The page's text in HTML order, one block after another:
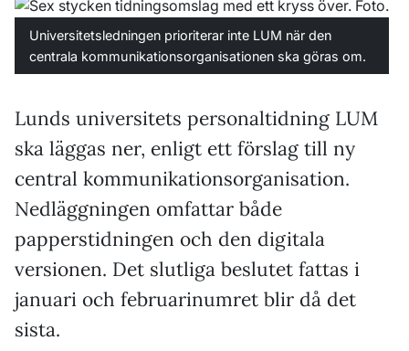
Universitetsledningen prioriterar inte LUM när den
centrala kommunikationsorganisationen ska göras om.
Lunds universitets personaltidning LUM
ska läggas ner, enligt ett förslag till ny
central kommunikationsorganisation.
Nedläggningen omfattar både
papperstidningen och den digitala
versionen. Det slutliga beslutet fattas i
januari och februarinumret blir då det
sista.